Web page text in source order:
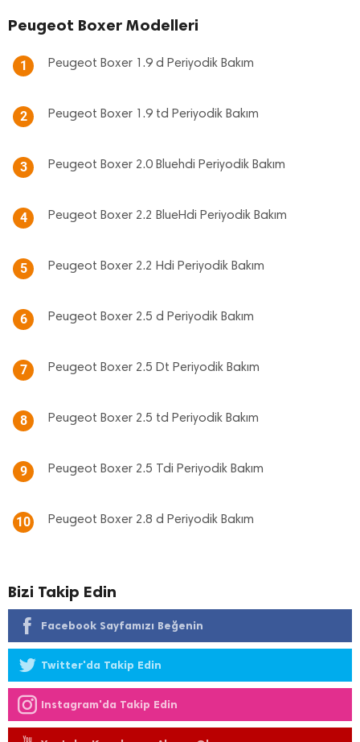
Peugeot Boxer Modelleri
1 Peugeot Boxer 1.9 d Periyodik Bakım
2 Peugeot Boxer 1.9 td Periyodik Bakım
3 Peugeot Boxer 2.0 Bluehdi Periyodik Bakım
4 Peugeot Boxer 2.2 BlueHdi Periyodik Bakım
5 Peugeot Boxer 2.2 Hdi Periyodik Bakım
6 Peugeot Boxer 2.5 d Periyodik Bakım
7 Peugeot Boxer 2.5 Dt Periyodik Bakım
8 Peugeot Boxer 2.5 td Periyodik Bakım
9 Peugeot Boxer 2.5 Tdi Periyodik Bakım
10 Peugeot Boxer 2.8 d Periyodik Bakım
Bizi Takip Edin
Facebook Sayfamızı Beğenin
Twitter'da Takip Edin
Instagram'da Takip Edin